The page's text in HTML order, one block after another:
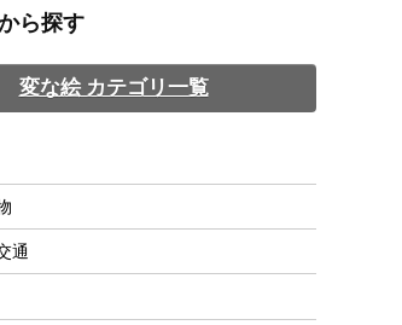
ら探す
変な絵 カテゴリ一覧
通